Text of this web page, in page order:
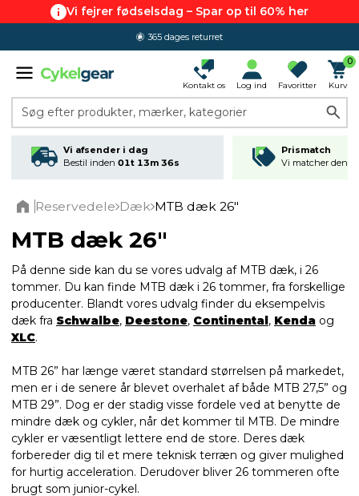
Vi fejrer fødselsdag – Spar op til 60% her
4.7 ud af 5.0
Kontakt os Log ind Favoritter
0
Kurv
Søg efter produkter, mærker, kategorier
Vi afsender i dag
Bestil inden 01t 13m 35s
Prismatch
Vi matcher den
Reservedele Dæk MTB dæk 26"
MTB dæk 26"
På denne side kan du se vores udvalg af MTB dæk, i 26
tommer. Du kan finde MTB dæk i 26 tommer, fra forskellige
producenter. Blandt vores udvalg finder du eksempelvis
dæk fra Schwalbe, Deestone, Continental, Kenda og
XLC.
MTB 26” har længe været standard størrelsen på markedet,
men er i de senere år blevet overhalet af både MTB 27,5” og
MTB 29”. Dog er der stadig visse fordele ved at benytte de
mindre dæk og cykler, når det kommer til MTB. De mindre
cykler er væsentligt lettere end de store. Deres dæk
forbereder dig til et mere teknisk terræn og giver mulighed
for hurtig acceleration. Derudover bliver 26 tommeren ofte
brugt som junior-cykel.